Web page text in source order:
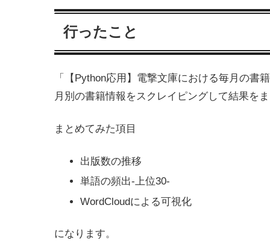
行ったこと
「【Python応用】電撃文庫における毎月の書
月別の書籍情報をスクレイピングして結果を
まとめてみた項目
出版数の推移
単語の頻出-上位30-
WordCloudによる可視化
になります。